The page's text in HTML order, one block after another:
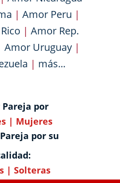
| Amor Peru |
| Amor Rep.
Amor Uruguay|
| más...
Pareja por
| Mujeres
por su
| Solteras